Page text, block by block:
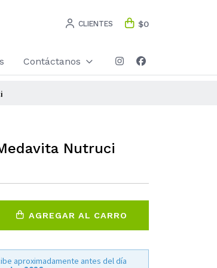
CLIENTES $0
Contáctanos
Nutruci
AGREGAR AL CARRO
aproximadamente antes del día